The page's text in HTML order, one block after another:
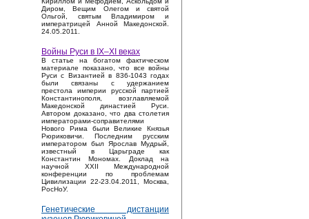
Диром, Вещим Олегом и святой
Ольгой, святым Владимиром и
императрицей Анной Македонской.
24.05.2011.
Войны Руси в IX–XI веках
В статье на богатом фактическом
материале показано, что все войны
Руси с Византией в 836-1043 годах
были связаны с удержанием
престола империи русской партией
Константинополя, возглавляемой
Македонской династией Руси.
Автором доказано, что два столетия
императорами-соправителями
Нового Рима были Великие Князья
Рюриковичи. Последним русским
императором был Ярослав Мудрый,
известный в Царьграде как
Константин Мономах. Доклад на
научной XXII Международной
конференции по проблемам
Цивилизации 22-23.04.2011, Москва,
РосНоУ.
Генетические дистанции